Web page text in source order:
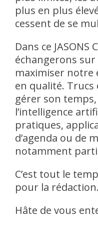
plus en plus
cessent de se
Dans ce JASONS
échangerons
maximiser notre
en qualité.
gérer son
l’intelligence
pratiques,
d’agenda ou de
notamment
C’est tout le
pour la
Hâte de vous